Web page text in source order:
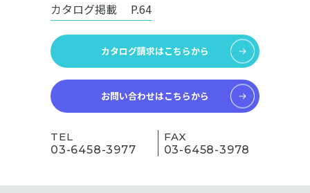
カタログ掲載 P.64
カタログ請求はこちらから
お問い合わせはこちらから
TEL
03-6458-3977
FAX
03-6458-3978